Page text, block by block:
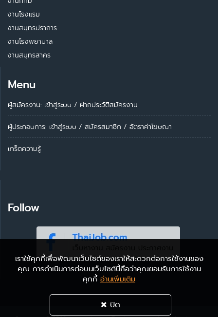
งานโรงแรม
งานสมุทรปราการ
งานโรงพยาบาล
งานสมุทรสาคร
Menu
ผู้สมัครงาน: เข้าสู่ระบบ / ฝากประวัติสมัครงาน
ผู้ประกอบการ: เข้าสู่ระบบ / สมัครสมาชิก / อัตราค่าโฆษณา
เกร็ดความรู้
Follow
เราใช้คุกกี้เพื่อพัฒนาเว็บไซต์ของเราให้สะดวกต่อการใช้งานของ
คุณ การดำเนินการต่อบนเว็บไซต์นี้ถือว่าคุณยอมรับการใช้งาน
คุกกี้ อ่านเพิ่มเติม
ปิด